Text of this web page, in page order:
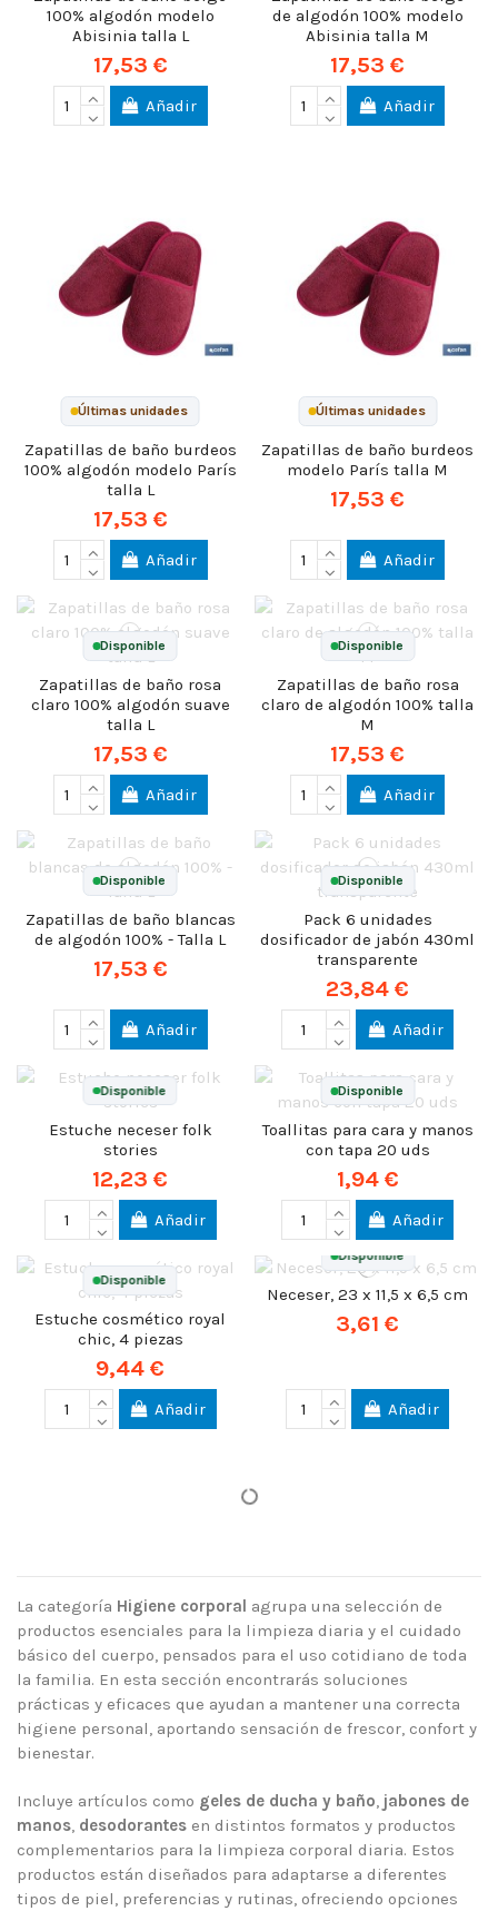
100% algodón modelo
Abisinia talla L
17,53 €
Añadir
de algodón 100% modelo
Abisinia talla M
17,53 €
Añadir
Últimas unidades
Zapatillas de baño burdeos
100% algodón modelo París
talla L
17,53 €
Añadir
Últimas unidades
Zapatillas de baño burdeos
modelo París talla M
17,53 €
Añadir
Disponible
Zapatillas de baño rosa
claro 100% algodón suave
talla L
17,53 €
Añadir
Disponible
Zapatillas de baño rosa
claro de algodón 100% talla
M
17,53 €
Añadir
Disponible
Zapatillas de baño blancas
de algodón 100% - Talla L
17,53 €
Añadir
Disponible
Pack 6 unidades
dosificador de jabón 430ml
transparente
23,84 €
Añadir
Disponible
Estuche neceser folk
stories
12,23 €
Añadir
Disponible
Toallitas para cara y manos
con tapa 20 uds
1,94 €
Añadir
Disponible
Estuche cosmético royal
chic, 4 piezas
9,44 €
Añadir
Disponible
Neceser, 23 x 11,5 x 6,5 cm
3,61 €
Añadir
La categoría Higiene corporal agrupa una selección de
productos esenciales para la limpieza diaria y el cuidado
básico del cuerpo, pensados para el uso cotidiano de toda
la familia. En esta sección encontrarás soluciones
prácticas y eficaces que ayudan a mantener una correcta
higiene personal, aportando sensación de frescor, confort y
bienestar.
Incluye artículos como geles de ducha y baño, jabones de
manos, desodorantes en distintos formatos y productos
complementarios para la limpieza corporal diaria. Estos
productos están diseñados para adaptarse a diferentes
tipos de piel, preferencias y rutinas, ofreciendo opciones